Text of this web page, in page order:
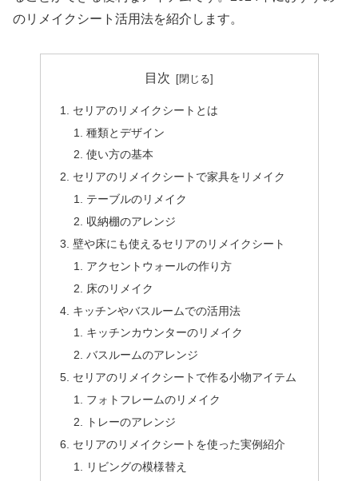
のリメイクシート活用法を紹介します。
目次
セリアのリメイクシートとは
種類とデザイン
使い方の基本
セリアのリメイクシートで家具をリメイク
テーブルのリメイク
収納棚のアレンジ
壁や床にも使えるセリアのリメイクシート
アクセントウォールの作り方
床のリメイク
キッチンやバスルームでの活用法
キッチンカウンターのリメイク
バスルームのアレンジ
セリアのリメイクシートで作る小物アイテム
フォトフレームのリメイク
トレーのアレンジ
セリアのリメイクシートを使った実例紹介
リビングの模様替え